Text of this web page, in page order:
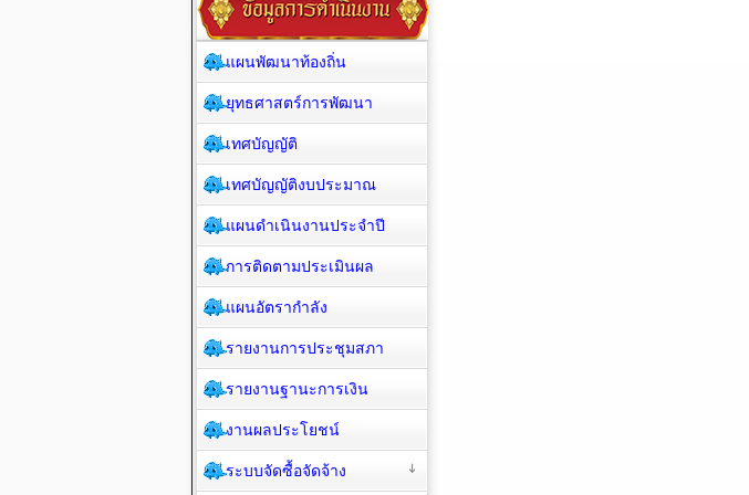
แผนพัฒนาท้องถิ่น
ยุทธศาสตร์การพัฒนา
เทศบัญญัติ
เทศบัญญัติงบประมาณ
แผนดำเนินงานประจำปี
การติดตามประเมินผล
แผนอัตรากำลัง
รายงานการประชุมสภา
รายงานฐานะการเงิน
งานผลประโยชน์
ระบบจัดซื้อจัดจ้าง